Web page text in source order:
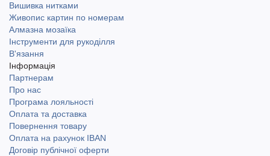
Вишивка нитками
Живопис картин по номерам
Алмазна мозаїка
Інструменти для рукоділля
В'язання
Інформація
Партнерам
Про нас
Програма лояльності
Оплата та доставка
Повернення товару
Оплата на рахунок IBAN
Договір публічної оферти